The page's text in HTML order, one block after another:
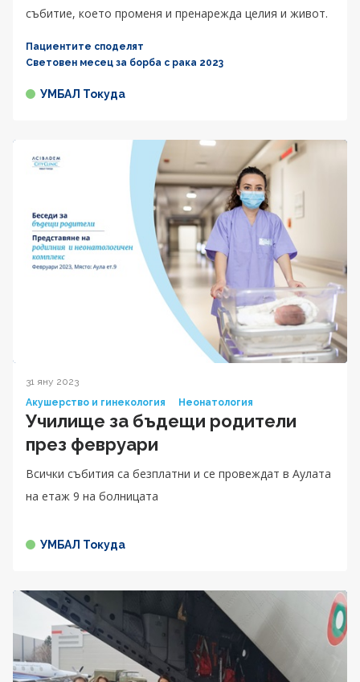
събитие, което променя и пренарежда целия и живот.
Пациентите споделят
Световен месец за борба с рака 2023
УМБАЛ Токуда
31 яну 2023
Акушерство и гинекология
Неонатология
Училище за бъдещи родители
през февруари
Всички събития са безплатни и се провеждат в Аулата
на етаж 9 на болницата
УМБАЛ Токуда